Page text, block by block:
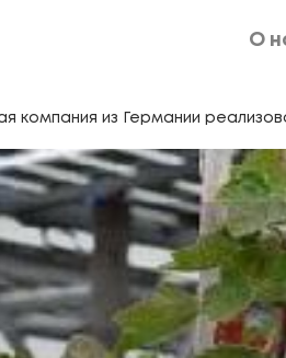
О
компания из Германии